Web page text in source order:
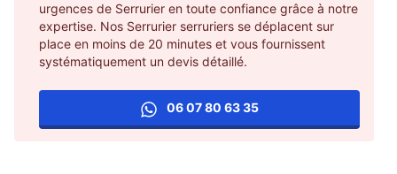
urgences de Serrurier en toute confiance grâce à notre
expertise. Nos Serrurier serruriers se déplacent sur
place en moins de 20 minutes et vous fournissent
systématiquement un devis détaillé.
06 07 80 63 35